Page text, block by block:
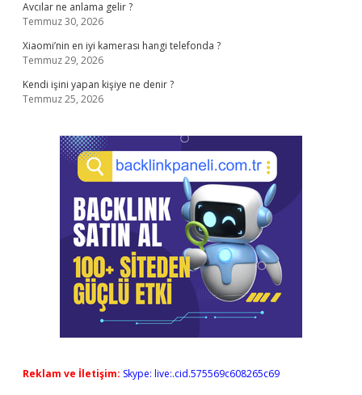
Avcılar ne anlama gelir ?
Temmuz 30, 2026
Xiaomi’nin en iyi kamerası hangi telefonda ?
Temmuz 29, 2026
Kendi işini yapan kişiye ne denir ?
Temmuz 25, 2026
Reklam ve İletişim: Skype: live:.cid.575569c608265c69